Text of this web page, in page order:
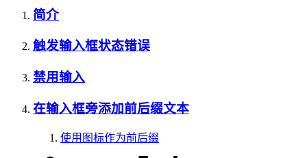
简介
触发输入框状态错误
禁用输入
在输入框旁添加前后缀文本
使用图标作为前后缀